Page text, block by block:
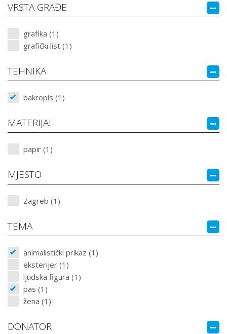
VRSTA GRAĐE
grafika (1)
grafički list (1)
TEHNIKA
bakropis (1)
MATERIJAL
papir (1)
MJESTO
Zagreb (1)
TEMA
animalistički prikaz (1)
eksterijer (1)
ljudska figura (1)
pas (1)
žena (1)
DONATOR